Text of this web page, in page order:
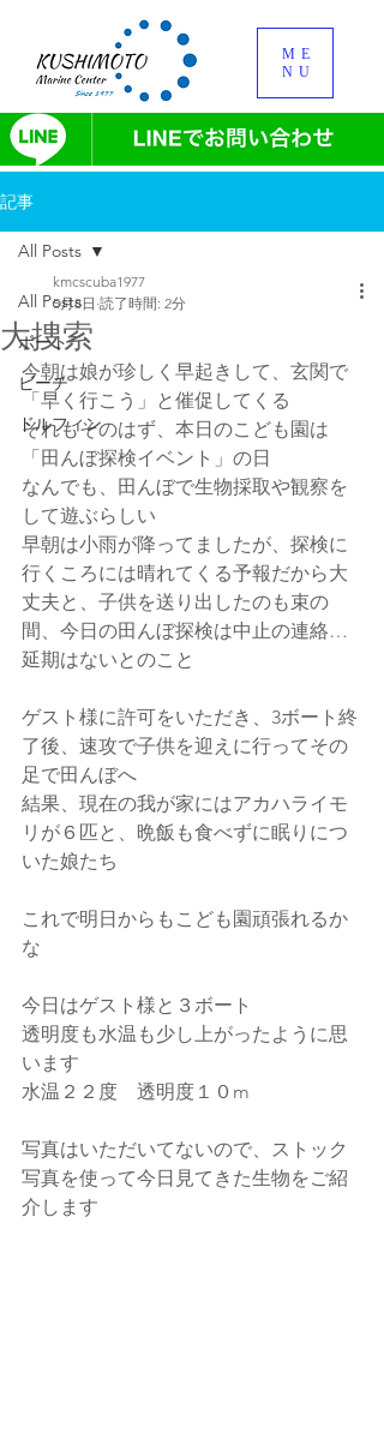
ME
NU
記事
All Posts
ボート
ビーチ
ドルフィン
All Posts
大捜索
kmcscuba1977
5月8日 読了時間: 2分
今朝は娘が珍しく早起きして、玄関で
「早く行こう」と催促してくる
それもそのはず、本日のこども園は
「田んぼ探検イベント」の日
なんでも、田んぼで生物採取や観察を
して遊ぶらしい
早朝は小雨が降ってましたが、探検に
行くころには晴れてくる予報だから大
丈夫と、子供を送り出したのも束の
間、今日の田んぼ探検は中止の連絡…
延期はないとのこと
ゲスト様に許可をいただき、3ボート終
了後、速攻で子供を迎えに行ってその
足で田んぼへ
結果、現在の我が家にはアカハライモ
リが６匹と、晩飯も食べずに眠りにつ
いた娘たち
これで明日からもこども園頑張れるか
な
今日はゲスト様と３ボート
透明度も水温も少し上がったように思
います
水温２２度　透明度１０m
写真はいただいてないので、ストック
写真を使って今日見てきた生物をご紹
介します